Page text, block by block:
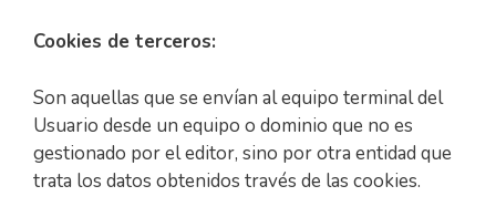
Cookies de terceros:
Son aquellas que se envían al equipo terminal del
Usuario desde un equipo o dominio que no es
gestionado por el editor, sino por otra entidad que
trata los datos obtenidos través de las cookies.